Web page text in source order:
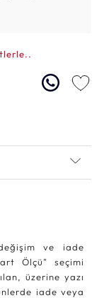
ve iade
Ölçü" seçimi
üzerine yazı
iade veya